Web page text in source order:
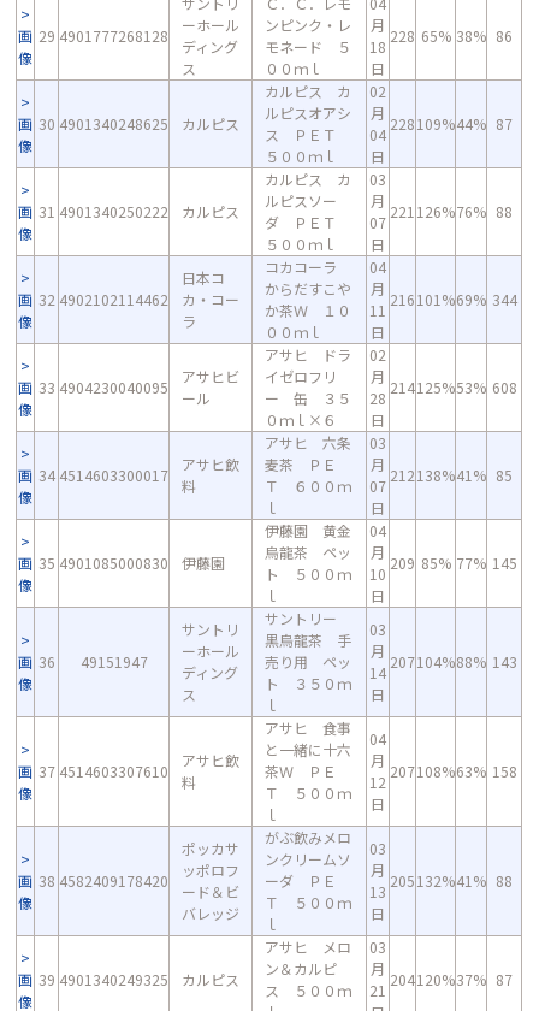
画
像
29 4901777268128
ーホール
ディング
ス
ンピンク・レ
モネード ５
００ｍｌ
月
18
日
228 65% 38% 86
画
像
30 4901340248625 カルピス
カルピス カ
ルピスオアシ
ス ＰＥＴ
５００ｍｌ
02
月
04
日
228109%44% 87
画
像
31 4901340250222 カルピス
カルピス カ
ルピスソー
ダ ＰＥＴ
５００ｍｌ
03
月
07
日
221 126%76% 88
画
像
32 4902102114462
日本コ
カ・コー
ラ
コカコーラ
からだすこや
か茶Ｗ １０
００ｍｌ
04
月
11
日
216101%69% 344
画
像
33 4904230040095
アサヒビ
ール
アサヒ ドラ
イゼロフリ
ー 缶 ３５
０ｍｌ×６
02
月
28
日
214125%53% 608
画
像
34 4514603300017
アサヒ飲
料
アサヒ 六条
麦茶 ＰＥ
Ｔ ６００ｍ
ｌ
03
月
07
日
212138%41% 85
画
像
35 4901085000830 伊藤園
伊藤園 黄金
烏龍茶 ペッ
ト ５００ｍ
ｌ
04
月
10
日
209 85% 77% 145
画
像
36 49151947
サントリ
ーホール
ディング
ス
サントリー
黒烏龍茶 手
売り用 ペッ
ト ３５０ｍ
ｌ
03
月
14
日
207104%88% 143
画
像
37 4514603307610
アサヒ飲
料
アサヒ 食事
と一緒に十六
茶Ｗ ＰＥ
Ｔ ５００ｍ
ｌ
04
月
12
日
207108%63% 158
画
像
38 4582409178420
ポッカサ
ッポロフ
ード＆ビ
バレッジ
がぶ飲みメロ
ンクリームソ
ーダ ＰＥ
Ｔ ５００ｍ
ｌ
03
月
13
日
205132%41% 88
画
像
39 4901340249325 カルピス
アサヒ メロ
ン＆カルピ
ス ５００ｍ
03
月
21
204120%37% 87